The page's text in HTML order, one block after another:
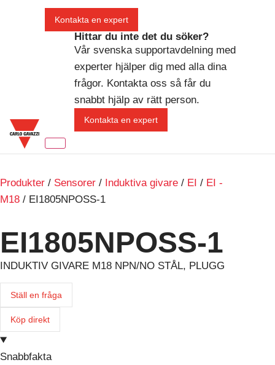
Kontakta en expert
Hittar du inte det du söker?
Vår svenska supportavdelning med
experter hjälper dig med alla dina
frågor. Kontakta oss så får du
snabbt hjälp av rätt person.
Kontakta en expert
Produkter / Sensorer / Induktiva givare / EI / EI -
M18 / EI1805NPOSS-1
EI1805NPOSS-1
INDUKTIV GIVARE M18 NPN/NO STÅL, PLUGG
Ställ en fråga
Köp direkt
Snabbfakta